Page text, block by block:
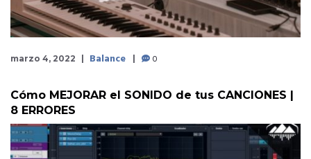
marzo 4, 2022 Balance 0
Cómo MEJORAR el SONIDO de tus CANCIONES |
8 ERRORES